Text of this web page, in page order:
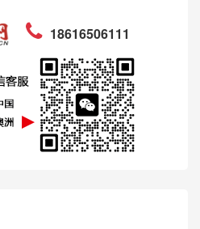
18616506111